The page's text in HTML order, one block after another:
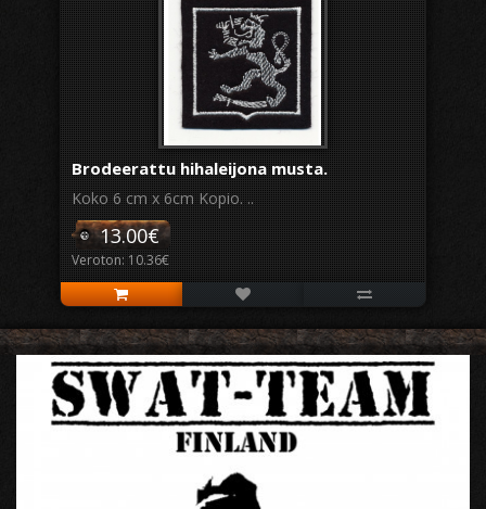
Brodeerattu hihaleijona musta.
Koko 6 cm x 6cm Kopio. ..
13.00€
Veroton: 10.36€